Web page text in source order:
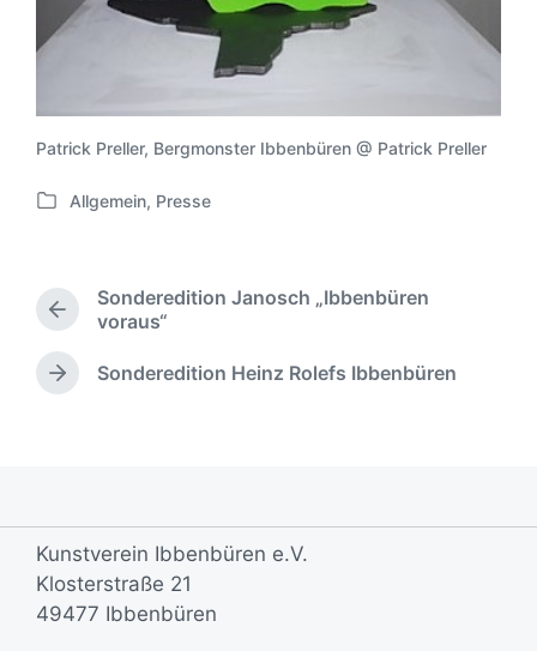
Patrick Preller, Bergmonster Ibbenbüren @ Patrick Preller
V
f
e
n
i
n
Allgemein, Presse
V
r
h
r
B
e
i
Sonderedition Janosch „Ibbenbüren
voraus“
N
e
r
B
e
i
Sonderedition Heinz Rolefs Ibbenbüren
Kunstverein Ibbenbüren e.V.
Klosterstraße 21
49477 Ibbenbüren